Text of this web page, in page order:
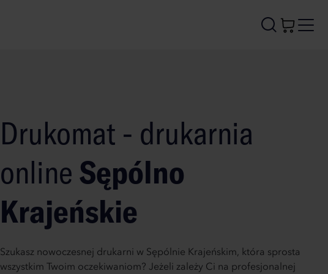
Drukomat - drukarnia
online Sępólno
Krajeńskie
Szukasz nowoczesnej drukarni w Sępólnie Krajeńskim, która sprosta
wszystkim Twoim oczekiwaniom? Jeżeli zależy Ci na profesjonalnej